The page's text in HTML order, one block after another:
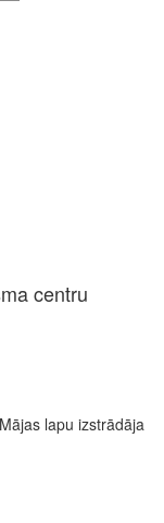
centru
lapu izstrādāja